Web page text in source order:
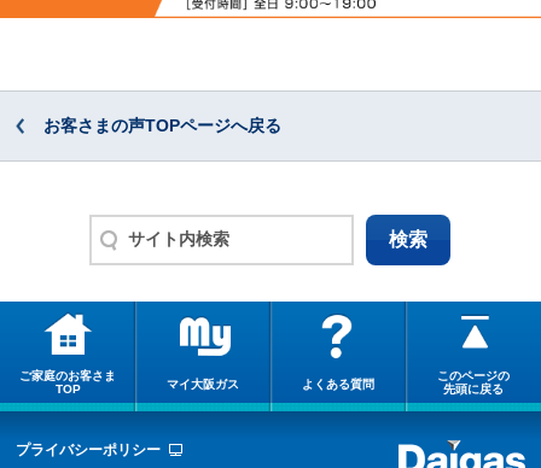
お客さまの声TOPページへ戻る
ご家庭のお客さま
TOP
マイ大阪ガス よくある質問
このページの
先頭に戻る
プライバシーポリシー